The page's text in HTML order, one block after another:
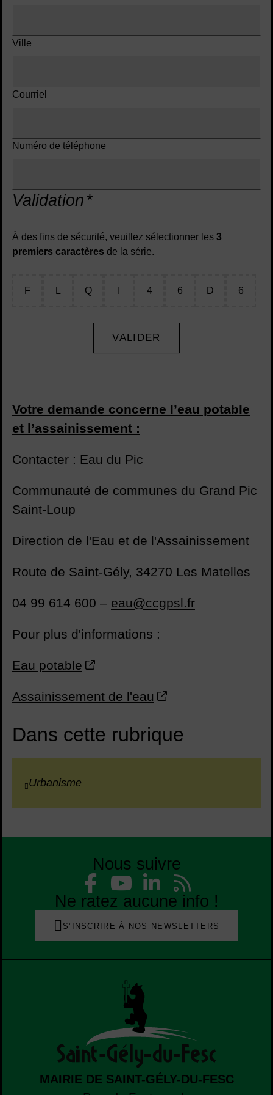
Ville
Courriel
Numéro de téléphone
Validation *
À des fins de sécurité, veuillez sélectionner les 3
premiers caractères de la série.
F Q 4 6 D 6
VALIDER
Votre demande concerne l’eau potable
et l’assainissement :
Contacter : Eau du Pic
Communauté de communes du Grand Pic
Saint-Loup
Direction de l'Eau et de l'Assainissement
Route de Saint-Gély, 34270 Les Matelles
04 99 614 600 – eau@ccgpsl.fr
Pour plus d'informations :
Eau potable
Assainissement de l'eau
Dans cette rubrique
Urbanisme
Nous suivre
Liste des réseaux
Liste des réseaux
Facebook
YouTube
Ne ratez aucune info !
S’INSCRIRE À NOS NEWSLETTERS
MAIRIE DE SAINT-GÉLY-DU-FESC